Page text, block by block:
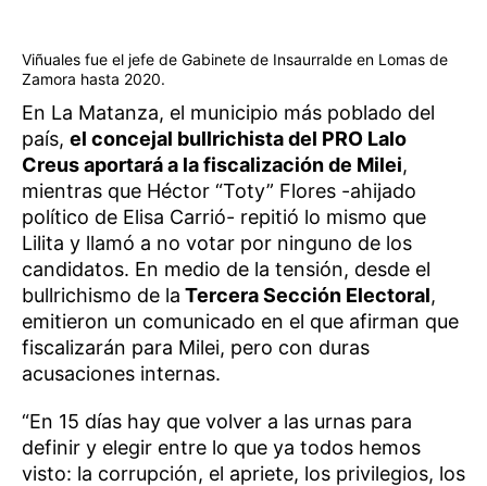
Viñuales fue el jefe de Gabinete de Insaurralde en Lomas de
Zamora hasta 2020.
En La Matanza, el municipio más poblado del
país, el concejal bullrichista del PRO Lalo
Creus aportará a la fiscalización de Milei,
mientras que Héctor “Toty” Flores -ahijado
político de Elisa Carrió- repitió lo mismo que
Lilita y llamó a no votar por ninguno de los
candidatos. En medio de la tensión, desde el
bullrichismo de la Tercera Sección Electoral,
emitieron un comunicado en el que afirman que
fiscalizarán para Milei, pero con duras
acusaciones internas.
“En 15 días hay que volver a las urnas para
definir y elegir entre lo que ya todos hemos
visto: la corrupción, el apriete, los privilegios, los